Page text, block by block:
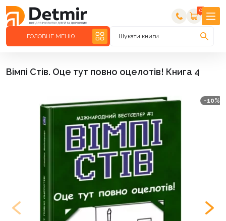
0
ГОЛОВНЕ МЕНЮ Шукати книги
Вімпі Стів. Оце тут повно оцелотів! Книга 4
-10%